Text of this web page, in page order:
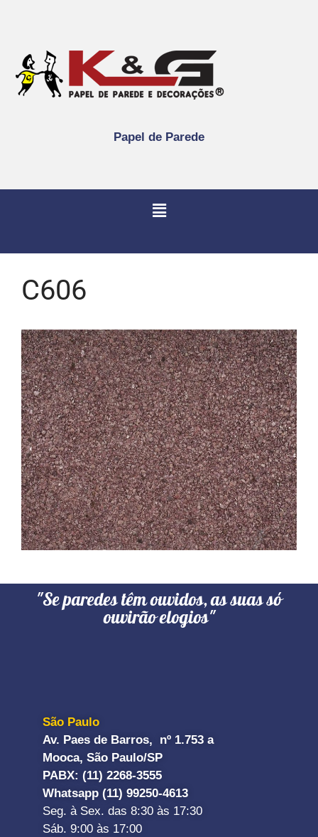
Papel de Parede
C606
"Se paredes têm ouvidos, as suas só
ouvirão elogios"
São Paulo
Av. Paes de Barros, nº 1.753 a
Mooca, São Paulo/SP
PABX: (11) 2268-3555
Whatsapp (11) 99250-4613
Seg. à Sex. das 8:30 às 17:30
Sáb. 9:00 às 17:00